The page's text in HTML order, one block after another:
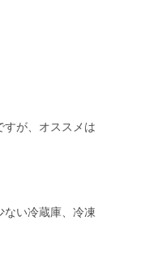
が、オススメは
ない冷蔵庫、冷凍